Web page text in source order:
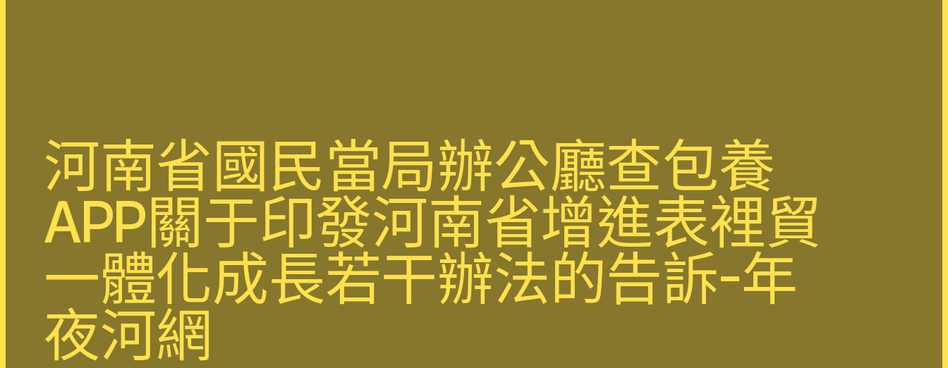
河南省國民當局辦公廳查包養
APP關于印發河南省增進表裡貿
一體化成長若干辦法的告訴-年
夜河網